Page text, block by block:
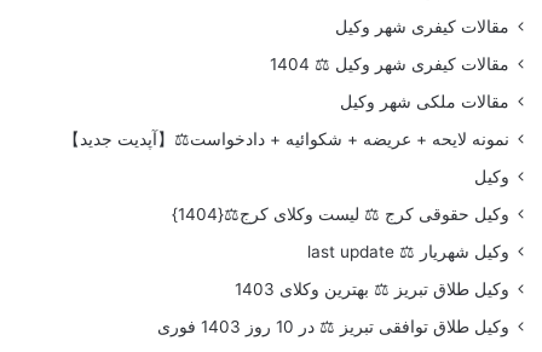
مقالات کیفری شهر وکیل
مقالات کیفری شهر وکیل ⚖️ 1404
مقالات ملکی شهر وکیل
نمونه لایحه + عریضه + شکوائیه + دادخواست⚖️【آپدیت جدید】
وکیل
وکیل حقوقی کرج ⚖️ لیست وکلای کرج⚖️{1404}
وکیل شهریار ⚖️ last update
وکیل طلاق تبریز ⚖️ بهترین وکلای 1403
وکیل طلاق توافقی تبریز ⚖️ در 10 روز 1403 فوری